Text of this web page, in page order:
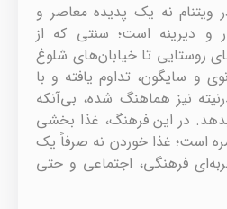
ویتنام نه یک پدیده معاصر و
و دیرینه است؛ سنتی که از
روستایی تا خیابان‌های شلوغ
و سایگون، تداوم یافته و با
نیز هماهنگ شده، بی‌آنکه
در این فرهنگ، غذا بخشی
است؛ غذا خوردن نه صرفاً یک
فرهنگی، اجتماعی و حتی